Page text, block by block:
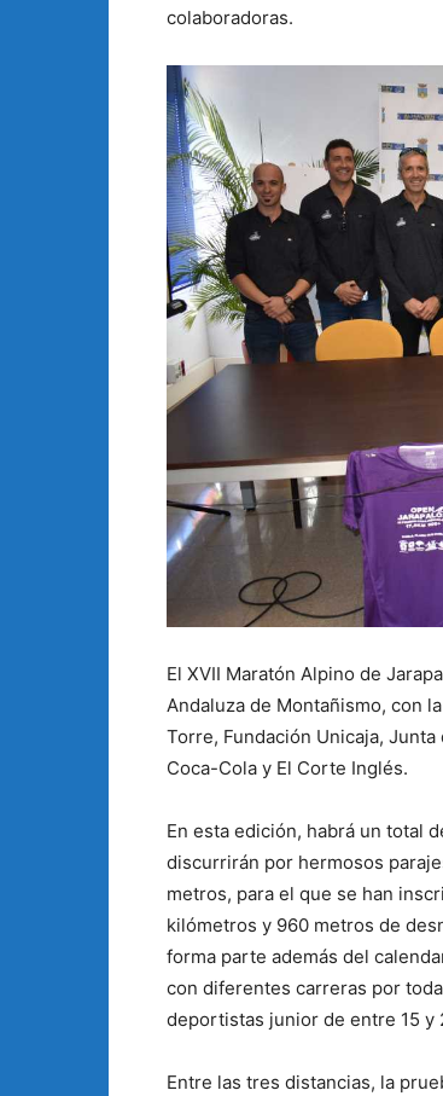
colaboradoras.
El XVII Maratón Alpino de
Andaluza de Montañismo, con
Torre, Fundación Unicaja,
Coca-Cola y El Corte Inglés.
En esta edición, habrá un total
discurrirán por hermosos
metros, para el que se han
kilómetros y 960 metros de
forma parte además del
con diferentes carreras por
deportistas junior de entre 15 y
Entre las tres distancias, la